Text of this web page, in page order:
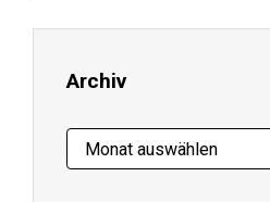
ein ...
Archiv
Archiv